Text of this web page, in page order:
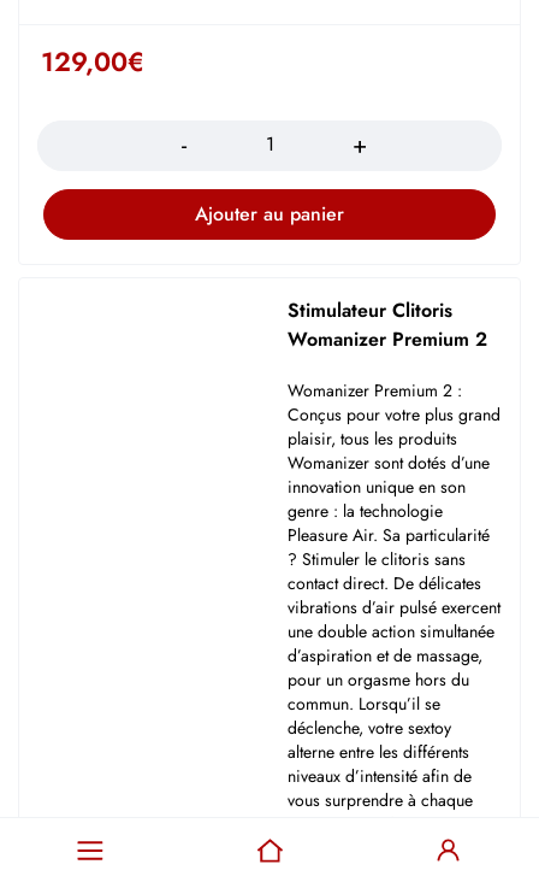
129,00€
Ajouter au panier
Stimulateur Clitoris
Womanizer Premium 2
Womanizer Premium 2 :
Conçus pour votre plus grand
plaisir, tous les produits
Womanizer sont dotés d’une
innovation unique en son
genre : la technologie
Pleasure Air.​ Sa particularité
? Stimuler le clitoris sans
contact direct. De délicates
vibrations d’air pulsé exercent
une double action simultanée
d’aspiration et de massage,
pour un orgasme hors du
commun. Lorsqu’il se
déclenche, votre sextoy
alterne entre les différents
niveaux d’intensité afin de
vous surprendre à chaque
parfois plus doux – et